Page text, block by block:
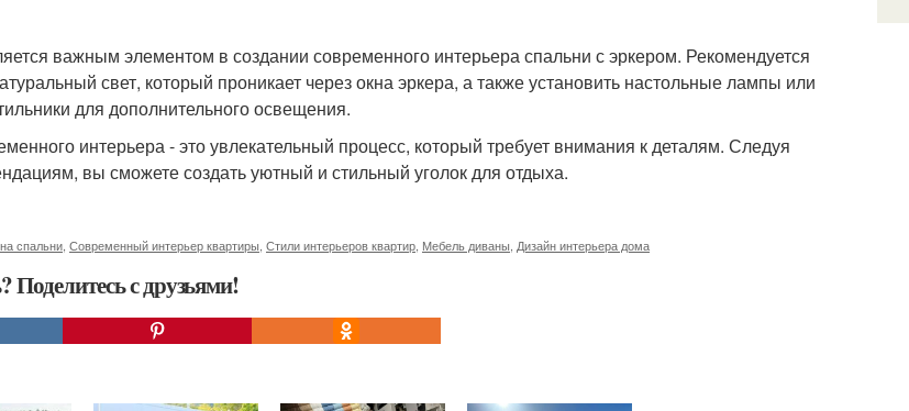
важным элементом в создании современного интерьера спальни с эркером. Рекомендуется
свет, который проникает через окна эркера, а также установить настольные лампы или
для дополнительного освещения.
интерьера - это увлекательный процесс, который требует внимания к деталям. Следуя
вы сможете создать уютный и стильный уголок для отдыха.
спальни Современный интерьер квартиры Стили интерьеров квартир Мебель диваны Дизайн интерьера дома
Поделитесь с друзьями!